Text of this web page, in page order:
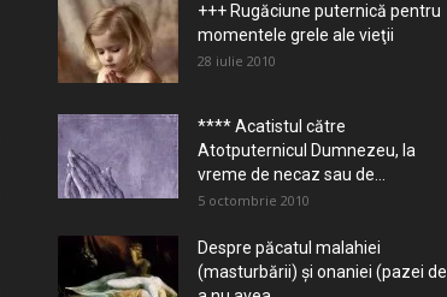
+++ Rugăciune puternică pentru
momentele grele ale vieţii
28 iulie 2010
**** Acatistul către
Atotputernicul Dumnezeu, la
vreme de necaz sau de...
5 octombrie 2010
Despre păcatul malahiei
(masturbării) şi onaniei (pazei de